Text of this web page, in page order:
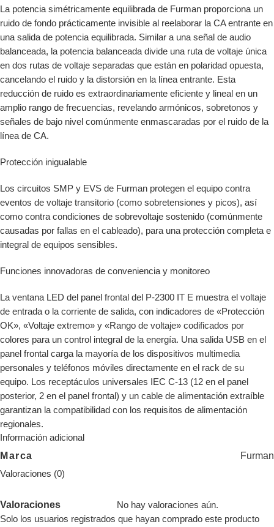
La potencia simétricamente equilibrada de Furman proporciona un
ruido de fondo prácticamente invisible al reelaborar la CA entrante en
una salida de potencia equilibrada. Similar a una señal de audio
balanceada, la potencia balanceada divide una ruta de voltaje única
en dos rutas de voltaje separadas que están en polaridad opuesta,
cancelando el ruido y la distorsión en la línea entrante. Esta
reducción de ruido es extraordinariamente eficiente y lineal en un
amplio rango de frecuencias, revelando armónicos, sobretonos y
señales de bajo nivel comúnmente enmascaradas por el ruido de la
línea de CA.
Protección inigualable
Los circuitos SMP y EVS de Furman protegen el equipo contra
eventos de voltaje transitorio (como sobretensiones y picos), así
como contra condiciones de sobrevoltaje sostenido (comúnmente
causadas por fallas en el cableado), para una protección completa e
integral de equipos sensibles.
Funciones innovadoras de conveniencia y monitoreo
La ventana LED del panel frontal del P-2300 IT E muestra el voltaje
de entrada o la corriente de salida, con indicadores de «Protección
OK», «Voltaje extremo» y «Rango de voltaje» codificados por
colores para un control integral de la energía. Una salida USB en el
panel frontal carga la mayoría de los dispositivos multimedia
personales y teléfonos móviles directamente en el rack de su
equipo. Los receptáculos universales IEC C-13 (12 en el panel
posterior, 2 en el panel frontal) y un cable de alimentación extraíble
garantizan la compatibilidad con los requisitos de alimentación
regionales.
Información adicional
Marca Furman
Valoraciones (0)
Valoraciones
No hay valoraciones aún.
Solo los usuarios registrados que hayan comprado este producto